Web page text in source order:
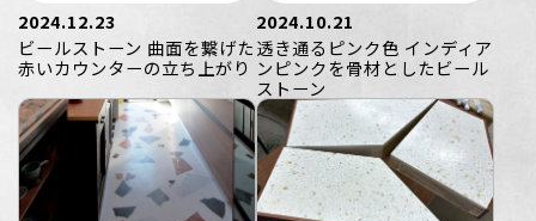
2024.12.23
ビールストーン 曲面を繋げた
赤いカウンターの立ち上がり
2024.10.21
透き通るピンク色 インディア
ンピンクを骨材としたビール
ストーン